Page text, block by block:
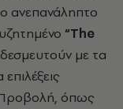
ανεπανάληπτο
“The
με τα
Προβολή, όπως